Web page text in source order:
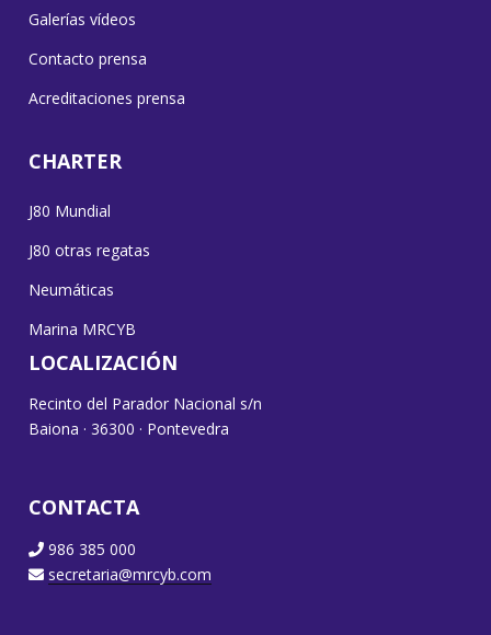
Galerías vídeos
Contacto prensa
Acreditaciones prensa
CHARTER
J80 Mundial
J80 otras regatas
Neumáticas
Marina MRCYB
LOCALIZACIÓN
Recinto del Parador Nacional s/n
Baiona · 36300 · Pontevedra
CONTACTA
986 385 000
secretaria@mrcyb.com